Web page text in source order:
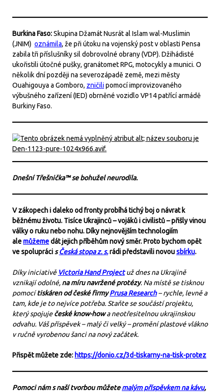
Burkina Faso:Skupina Džamát Nusrát al Islam wal-Muslimin
(JNIM) oznámila, že při útoku na vojenský post v oblasti Pensa
zabila tři příslušníky sil dobrovolné obrany (VDP). Džihádisté
ukořistili útočné pušky, granátomet RPG, motocykly a munici. O
několik dní později na severozápadě země, mezi městy
Ouahigouya a Gomboro, zničilipomocí improvizovaného
výbušného zařízení (IED) obrněné vozidlo VP14 patřící armádě
Burkiny Faso.
Dnešní Třešnička™ se bohužel neurodila.
V zákopech i daleko od fronty probíhá tichý boj o návrat k
běžnému životu. Tisíce Ukrajinců – vojáků i civilistů – přišly vinou
války o ruku nebo nohu. Díky nejnovějším technologiím
alemůžemedát jejich příběhům nový směr. Proto bychom opět
ve spolupráci sČeská stopa z. s.rádi představili novousbírku.
Díky iniciativě Victoria Hand Projectuž dnes na Ukrajině
vznikají odolné, na míru navržené protézy. Na místě se tisknou
pomocítiskáren od české firmyPrusa Research– rychle, levně a
tam, kde je to nejvíce potřeba. Staňte se součástí projektu,
který spojuječeské know-howa neotřesitelnou ukrajinskou
odvahu. Váš příspěvek – malý či velký – promění plastové vlákno
v ručně vyrobenou šanci na nový začátek.
Přispět můžete zde: https://donio.cz/3d-tiskarny-na-tisk-protez
Pomoci nám s naší tvorbou můžetemalým příspěvkem na kávu,